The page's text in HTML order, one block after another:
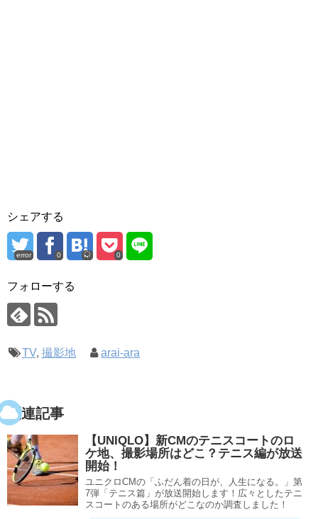
シェアする
error 0 0
フォローする
TV, 撮影地 arai-ara
関連記事
【UNIQLO】新CMのテニスコートのロ
ケ地、撮影場所はどこ？テニス編が放送
開始！
ユニクロCMの「ふだん着の日が、人生になる。」第
7弾「テニス篇」が放送開始します！広々としたテニ
スコートのある場所がどこなのか調査しました！